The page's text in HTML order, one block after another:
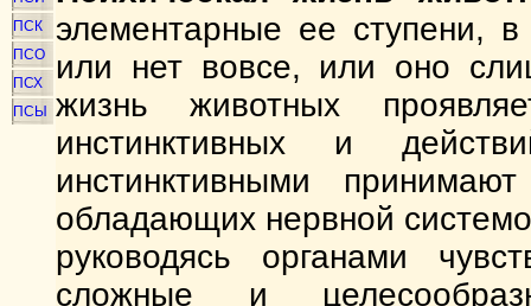
ПСК
ПСО
ПСХ
ПСЫ
элементарные ее ступени, в
или нет вовсе, или оно
жизнь животных
инстинктивных и
инстинктивными
обладающих нервной
руководясь органами
сложные и